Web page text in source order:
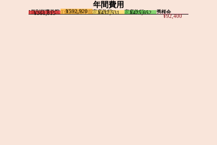
年間費用
I個別指導学院
¥361,815 T個別指導学院
¥592,920 家庭教師T
¥437,531 家庭教師M
¥425,652 秀桜会
¥92,400